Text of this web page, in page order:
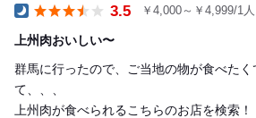
3.5 ￥4,000～￥4,999/1人
上州肉おいしい〜
群馬に行ったので、ご当地の物が食べたく
て、、、
上州肉が食べられるこちらのお店を検索！